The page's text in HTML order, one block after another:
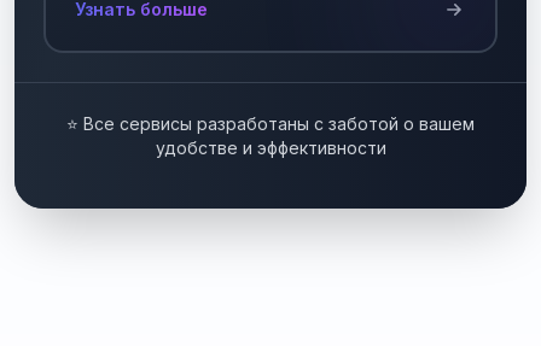
Узнать больше
⭐ Все сервисы разработаны с заботой о вашем
удобстве и эффективности